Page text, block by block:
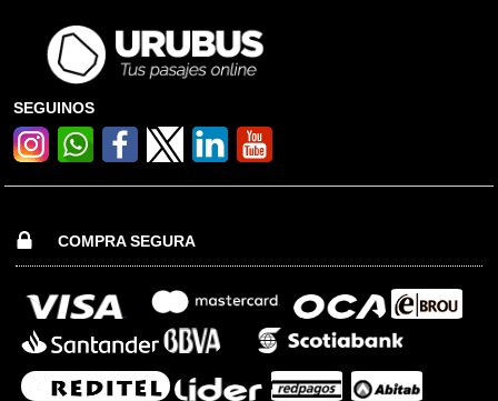
SEGUINOS
COMPRA SEGURA